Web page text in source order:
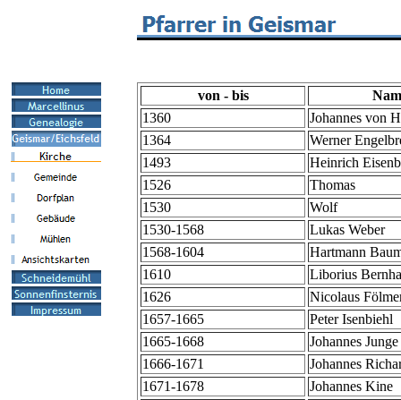
von - bis
1360
Johannes von
1364
Werner
1493
Heinrich
1526
Thomas
1530
Wolf
1530-1568
Lukas Weber
1568-1604
Hartmann
1610
Liborius
1626
Nicolaus
1657-1665
Peter Isenbiehl
1665-1668
Johannes Junge
1666-1671
Johannes
1671-1678
Johannes Kine